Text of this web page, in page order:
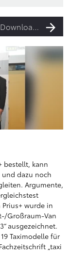
Zu den Downloads
bestellt, kann
und dazu noch
Argumente,
wurde in
Großraum-Van
ausgezeichnet.
Taximodelle für
„taxi